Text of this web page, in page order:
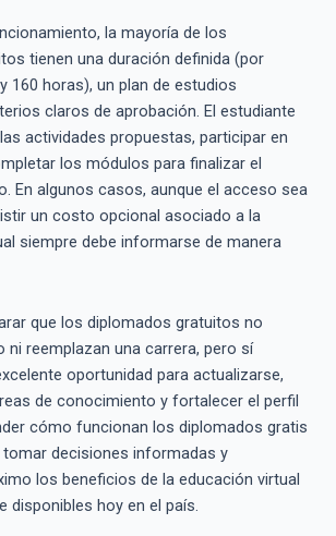
la mayoría de los
tienen una duración definida (por
160 horas), un plan de estudios
claros de aprobación. El estudiante
actividades propuestas, participar en
los módulos para finalizar el
En algunos casos, aunque el acceso sea
un costo opcional asociado a la
siempre debe informarse de manera
que los diplomados gratuitos no
ni reemplazan una carrera, pero sí
oportunidad para actualizarse,
de conocimiento y fortalecer el perfil
cómo funcionan los diplomados gratis
decisiones informadas y
los beneficios de la educación virtual
disponibles hoy en el país.